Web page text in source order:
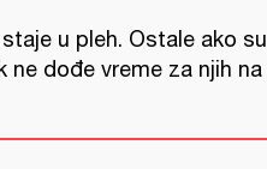
u pleh. Ostale ako su
ne dođe vreme za njih na